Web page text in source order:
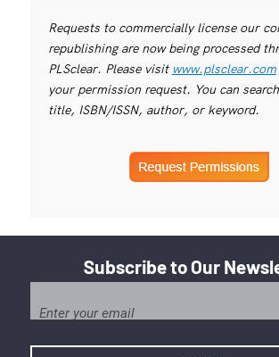
Requests to commercially license our
republishing are now being processed
PLSclear. Please visit www.plsclear.com
your permission request. You can
title, ISBN/ISSN, author, or keyword.
Subscribe to Our